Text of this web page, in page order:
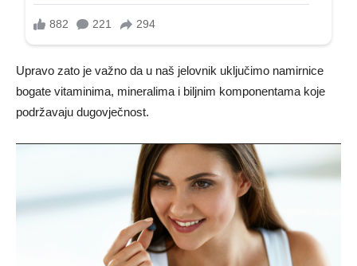
Upravo zato je važno da u naš jelovnik uključimo namirnice
bogate vitaminima, mineralima i biljnim komponentama koje
podržavaju dugovječnost.